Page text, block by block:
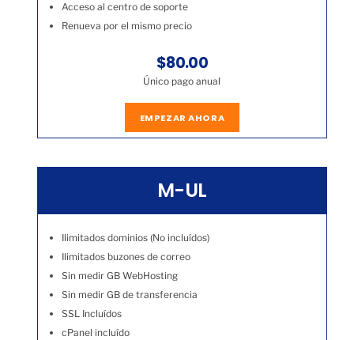
Acceso al centro de soporte
Renueva por el mismo precio
$80.00
Único pago anual
EMPEZAR AHORA
M-UL
Ilimitados dominios (No incluídos)
Ilimitados buzones de correo
Sin medir GB WebHosting
Sin medir GB de transferencia
SSL Incluídos
cPanel incluído